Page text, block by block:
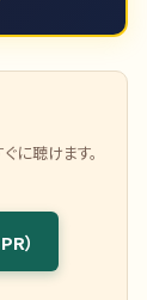
に聴けます。
）